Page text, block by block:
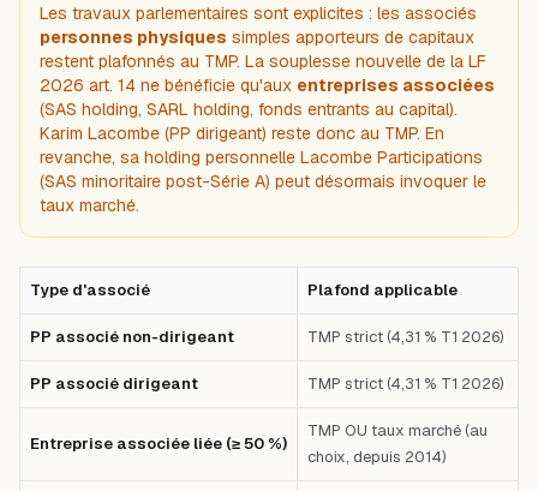
Les travaux parlementaires sont explicites : les associés
personnes physiques simples apporteurs de capitaux
restent plafonnés au TMP. La souplesse nouvelle de la LF
2026 art. 14 ne bénéficie qu'aux entreprises associées
(SAS holding, SARL holding, fonds entrants au capital).
Karim Lacombe (PP dirigeant) reste donc au TMP. En
revanche, sa holding personnelle Lacombe Participations
(SAS minoritaire post-Série A) peut désormais invoquer le
taux marché.
Type d'associé Plafond applicable
PP associé non-dirigeant TMP strict (4,31 % T1 2026)
PP associé dirigeant TMP strict (4,31 % T1 2026)
Entreprise associée liée (≥ 50 %)
TMP OU taux marché (au
choix, depuis 2014)